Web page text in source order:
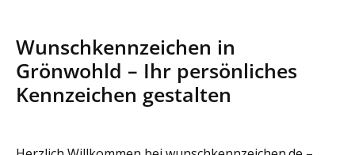
Wunschkennzeichen in
Grönwohld – Ihr persönliches
Kennzeichen gestalten